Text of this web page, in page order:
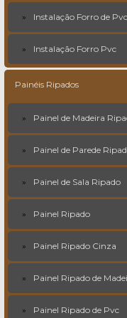
Instalação Forro de Pvc
Instalação Forro Pvc
Painéis Ripados
Painel de Madeira
Painel de Parede
Painel de Sala Ripado
Painel Ripado
Painel Ripado Cinza
Painel Ripado de
Painel Ripado de Pvc